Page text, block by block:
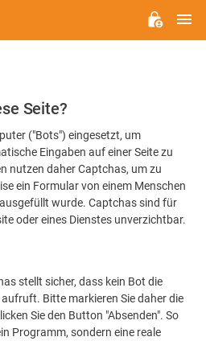
Seite?
("Bots") eingesetzt, um
Eingaben auf einer Seite zu
nutzen daher Captchas, um zu
ein Formular von einem Menschen
wurde. Captchas sind für
oder eines Dienstes unverzichtbar.
stellt sicher, dass kein Bot die
Bitte markieren Sie daher die
Sie den Button "Absenden". So
Programm, sondern eine reale